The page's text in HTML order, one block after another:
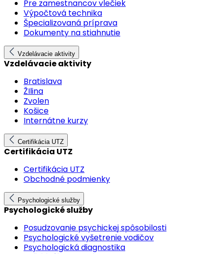
Pre zamestnancov vlečiek
Výpočtová technika
Špecializovaná príprava
Dokumenty na stiahnutie
Vzdelávacie aktivity
Vzdelávacie aktivity
Bratislava
ŽIlina
Zvolen
Košice
Internátne kurzy
Certifikácia UTZ
Certifikácia UTZ
Certifikácia UTZ
Obchodné podmienky
Psychologické služby
Psychologické služby
Posudzovanie psychickej spôsobilosti
Psychologické vyšetrenie vodičov
Psychologická diagnostika